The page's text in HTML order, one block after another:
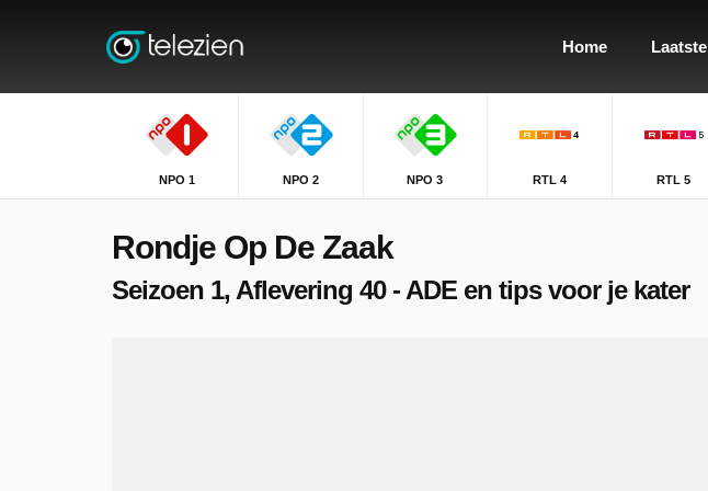
Home Laatste
NPO 1 NPO 2 NPO 3 RTL 4 RTL 5
Rondje Op De Zaak
Seizoen 1, Aflevering 40 - ADE en tips voor je kater